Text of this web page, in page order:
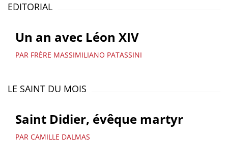
EDITORIAL
Un an avec Léon XIV
PAR FRÈRE MASSIMILIANO PATASSINI
LE SAINT DU MOIS
Saint Didier, évêque martyr
PAR CAMILLE DALMAS